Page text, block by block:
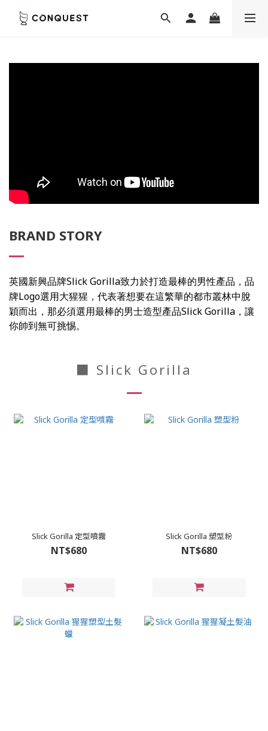
BRAND STORY
英國新興品牌Slick Gorilla致力於打造最棒的男性產品，品
牌Logo選用大猩猩，代表著想要在這繁華的都市叢林中脫
穎而出，那必須選用最棒的男士造型產品Slick Gorilla ，讓
你帥到無可挑惕。
■ Slick Gorilla
Slick Gorilla 定型噴霧
NT$680
Slick Gorilla 塑型粉
NT$680